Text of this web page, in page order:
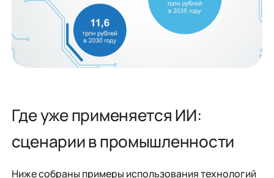
Где уже применяется ИИ:
сценарии в промышленности
Ниже собраны примеры использования технологий